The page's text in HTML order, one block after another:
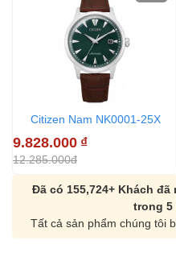
Citizen Nam NK0001-25X
9.828.000 ₫
12.285.000đ
Đã có 155,724+ Khách đã
trong 5
Tất cả sản phẩm chúng tôi